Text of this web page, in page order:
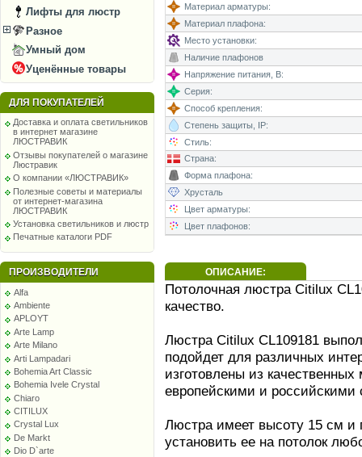
Лифты для люстр
Разное
Умный дом
Уценённые товары
ДЛЯ ПОКУПАТЕЛЕЙ
Доставка и оплата светильников
в интернет магазине
ЛЮСТРАВИК
Отзывы покупателей о магазине
Люстравик
О компании «ЛЮСТРАВИК»
Полезные советы и материалы
от интернет-магазина
ЛЮСТРАВИК
Установка светильников и люстр
Печатные каталоги PDF
ПРОИЗВОДИТЕЛИ
Alfa
Ambiente
APLOYT
Arte Lamp
Arte Milano
Arti Lampadari
Bohemia Art Classic
Bohemia Ivele Crystal
Chiaro
CITILUX
Crystal Lux
De Markt
Dio D`arte
Материал арматуры:
Материал плафона:
Место установки:
Наличие плафонов
Напряжение питания, В:
Серия:
Способ крепления:
Степень защиты, IP:
Стиль:
Страна:
Форма плафона:
Хрусталь
Цвет арматуры:
Цвет плафонов:
ОПИСАНИЕ:
Потолочная люстра Citilux
качество.
Люстра Citilux CL109181
подойдет для различных
изготовлены из
европейскими и российскими
Люстра имеет высоту 15 см и
установить ее на потолок